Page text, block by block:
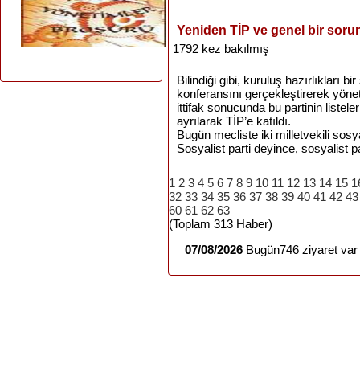
Yeniden TİP ve genel bir
1792 kez bakılmış
Bilindiği gibi, kuruluş hazırlıkları
konferansını gerçekleştirerek
ittifak sonucunda bu partinin
ayrılarak TİP’e katıldı.
Bugün mecliste iki milletvekili
Sosyalist parti deyince, sosyalist
1 2 3 4 5 6 7 8 9 10 11 12 13 14 15
32 33 34 35 36 37 38 39 40 41 42 43
60 61 62 63
(Toplam 313 Haber)
07/08/2026 Bugün746 ziyaret